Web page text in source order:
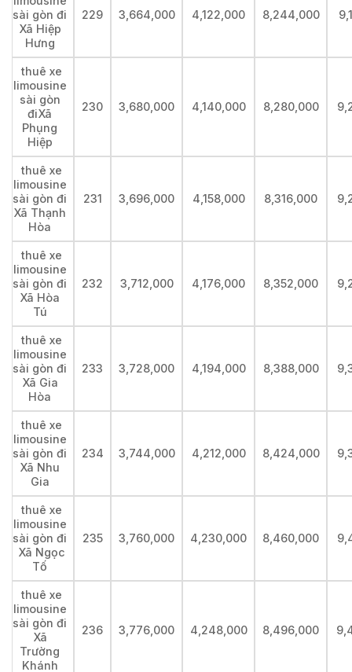
sài gòn đi
Xã Hiệp
Hưng
229 3,664,000 4,122,000 8,244,000
thuê xe
limousine
sài gòn
điXã
Phụng
Hiệp
230 3,680,000 4,140,000 8,280,000
thuê xe
limousine
sài gòn đi
Xã Thạnh
Hòa
231 3,696,000 4,158,000 8,316,000
thuê xe
limousine
sài gòn đi
Xã Hòa
Tú
232 3,712,000 4,176,000 8,352,000
thuê xe
limousine
sài gòn đi
Xã Gia
Hòa
233 3,728,000 4,194,000 8,388,000
thuê xe
limousine
sài gòn đi
Xã Nhu
Gia
234 3,744,000 4,212,000 8,424,000
thuê xe
limousine
sài gòn đi
Xã Ngọc
Tố
235 3,760,000 4,230,000 8,460,000
thuê xe
limousine
sài gòn đi
Xã
Trường
Khánh
236 3,776,000 4,248,000 8,496,000